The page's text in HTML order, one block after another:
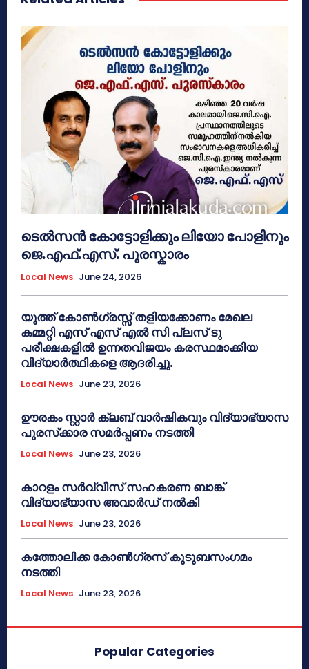
ടെൽസൻ കോട്ടോളിക്കും ലിയോ പോളിനും
ജെ.എഫ്.എസ്. പുരസ്കാരം
Local News June 24, 2026
യൂത്ത് കോൺഗ്രസ്സ് തളിയക്കോണം മേഖല
കമ്മറ്റി എസ് എസ് എൽ സി പ്ലസ് ടു
പരീക്ഷകളിൽ ഉന്നതവിജയം കരസ്ഥമാക്കിയ
വിദ്യാർത്ഥികളെ ആദരിച്ചു.
Local News June 23, 2026
ഊരകം സ്റ്റാർ ക്ലബ് വാർഷികവും വിദ്യാഭ്യാസ
പുരസ്‌ക്കാര സമർപ്പണം നടത്തി
Local News June 23, 2026
കാറളം സർവ്വീസ് സഹകരണ ബാങ്ക്
വിദ്യാഭ്യാസ അവാർഡ് നൽകി
Local News June 23, 2026
കത്തോലിക്ക കോൺഗ്രസ് കുടുബസംഗമം
നടത്തി
Local News June 23, 2026
Popular Categories